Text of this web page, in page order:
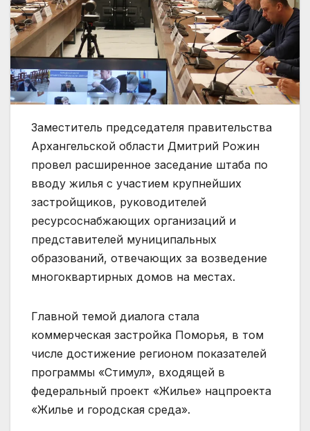
Заместитель председателя правительства
Архангельской области Дмитрий Рожин
провел расширенное заседание штаба по
вводу жилья с участием крупнейших
застройщиков, руководителей
ресурсоснабжающих организаций и
представителей муниципальных
образований, отвечающих за возведение
многоквартирных домов на местах.
Главной темой диалога стала
коммерческая застройка Поморья, в том
числе достижение регионом показателей
программы «Стимул», входящей в
федеральный проект «Жилье» нацпроекта
«Жилье и городская среда».